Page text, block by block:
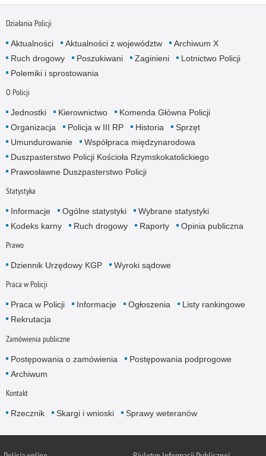
Działania Policji
Aktualności Aktualności z województw
Archiwum X
Ruch drogowy
Poszukiwani Zaginieni
Lotnictwo Policji
Polemiki i sprostowania
O Policji
Jednostki Kierownictwo
Komenda Główna Policji
Organizacja
Policja w III RP Historia
Sprzęt
Umundurowanie
Współpraca międzynarodowa
Duszpasterstwo Policji Kościoła Rzymskokatolickiego
Prawosławne Duszpasterstwo Policji
Statystyka
Informacje Ogólne statystyki
Wybrane statystyki
Kodeks karny
Ruch drogowy Raporty Opinia publiczna
Prawo
Dziennik Urzędowy KGP Wyroki sądowe
Praca w Policji
Praca w Policji Informacje Ogłoszenia
Listy rankingowe
Rekrutacja
Zamówienia publiczne
Postępowania o zamówienia
Postępowania podprogowe
Archiwum
Kontakt
Rzecznik Skargi i wnioski Sprawy weteranów